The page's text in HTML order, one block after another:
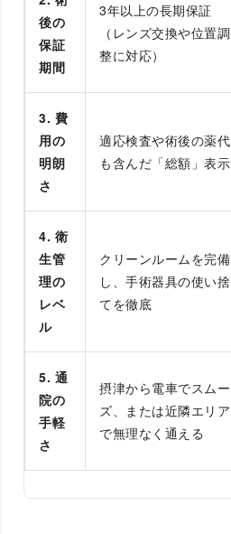
後の
保証
期間
3年以上の長期保証
（レンズ交換や位置調
整に対応）
3. 費
用の
明朗
さ
適応検査や術後の薬代
も含んだ「総額」表示
4. 衛
生管
理の
レベ
ル
クリーンルームを完備
し、手術器具の使い捨
てを徹底
5. 通
院の
手軽
さ
摂津から電車でスムー
ズ、または近隣エリア
で無理なく通える